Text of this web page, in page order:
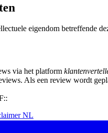
eigendom betreffende
via het platform
Als een review wordt
NL